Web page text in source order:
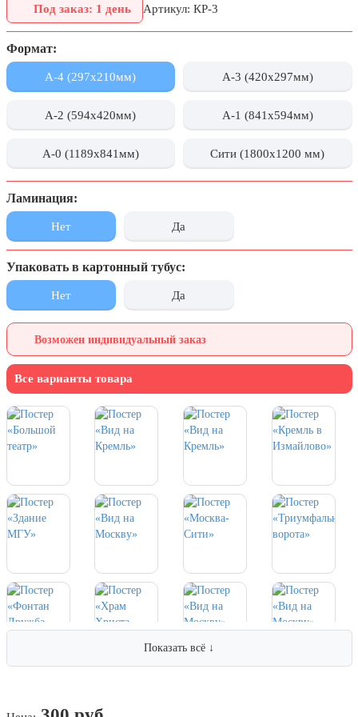
День города Москвы (первая суббота
сентября)
День нефтяника (первое воскресенье
сентября)
воскресенье сентября)
пожилых людей
5 октября, День учителя
19 октября, День Отца
25 октября, День Таможенника
Российской Федерации
28 октября, День Бабушек и Дедушек
7 ноября, День проведения военного
парада на Красной площади
революции
10 ноября, День сотрудника органов
внутренних дел РФ
13 ноября, День Войск РХБЗ
19 ноября, День Ракетных Войск и
Артиллерии
5 декабря, День начала
контрнаступления советских войск
9 декабря, Международный день
Под заказ: 1 день Артикул: КР-3
Формат:
А-4 (297x210мм) А-3 (420x297мм)
А-2 (594x420мм) А-1 (841x594мм)
А-0 (1189x841мм) Сити (1800x1200 мм)
Ламинация:
Нет Да
Упаковать в картонный тубус:
Нет Да
Возможен индивидуальный заказ
Все варианты товара
Показать всё ↓